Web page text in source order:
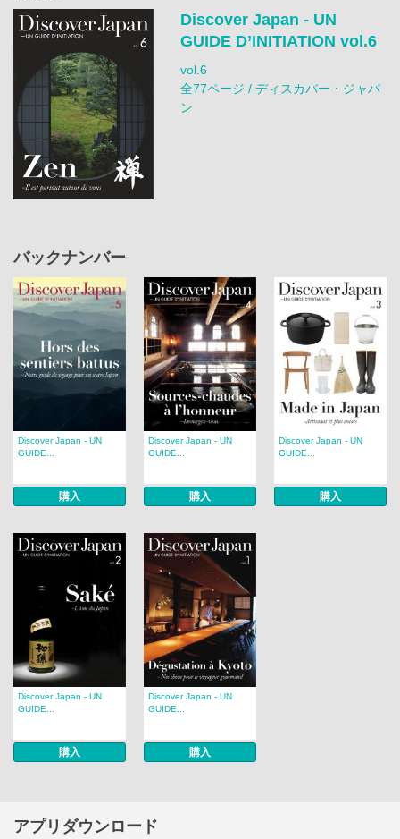
Discover Japan - UN
GUIDE D’INITIATION vol.6
vol.6
全77ページ / ディスカバー・ジャパ
ン
バックナンバー
Discover Japan - UN
GUIDE...
購入
Discover Japan - UN
GUIDE...
購入
Discover Japan - UN
GUIDE...
購入
Discover Japan - UN
GUIDE...
購入
Discover Japan - UN
GUIDE...
購入
アプリダウンロード